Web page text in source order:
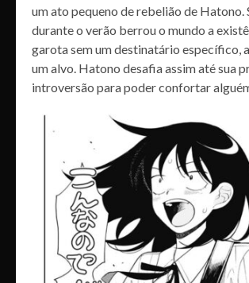
um ato pequeno de rebelião de Hatono.
durante o verão berrou o mundo a
garota sem um destinatário específico,
um alvo. Hatono desafia assim até sua
introversão para poder confortar